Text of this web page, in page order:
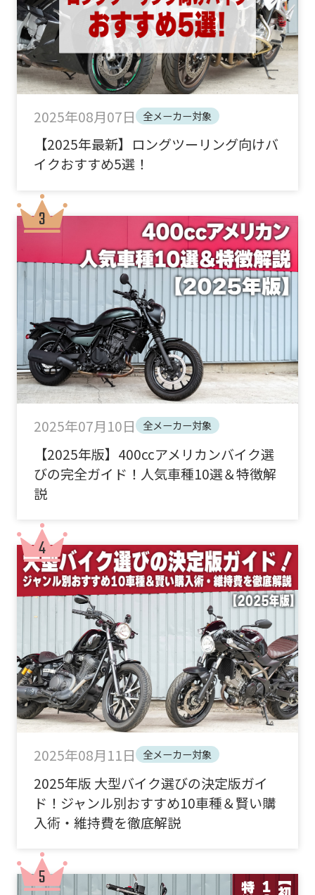
2025年08月07日 全メーカー対象
【2025年最新】ロングツーリング向けバ
イクおすすめ5選！
2025年07月10日 全メーカー対象
【2025年版】400ccアメリカンバイク選
びの完全ガイド！人気車種10選＆特徴解
説
2025年08月11日 全メーカー対象
2025年版 大型バイク選びの決定版ガイ
ド！ジャンル別おすすめ10車種＆賢い購
入術・維持費を徹底解説